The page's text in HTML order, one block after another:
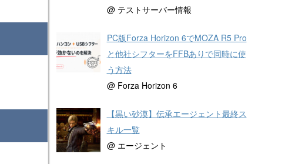
@ テストサーバー情報
PC版Forza Horizon 6でMOZA R5 Pro
と他社シフターをFFBありで同時に使
う方法
@ Forza Horizon 6
【黒い砂漠】伝承エージェント最終ス
キル一覧
@ エージェント